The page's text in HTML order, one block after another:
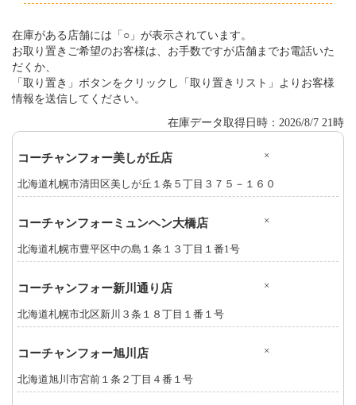
在庫がある店舗には「○」が表示されています。
お取り置きご希望のお客様は、お手数ですが店舗までお電話いた
だくか、
「取り置き」ボタンをクリックし「取り置きリスト」よりお客様
情報を送信してください。
在庫データ取得日時：2026/8/7 21時
コーチャンフォー美しが丘店 ×
北海道札幌市清田区美しが丘１条５丁目３７５－１６０
コーチャンフォーミュンヘン大橋店 ×
北海道札幌市豊平区中の島１条１３丁目１番1号
コーチャンフォー新川通り店 ×
北海道札幌市北区新川３条１８丁目１番１号
コーチャンフォー旭川店 ×
北海道旭川市宮前１条２丁目４番１号